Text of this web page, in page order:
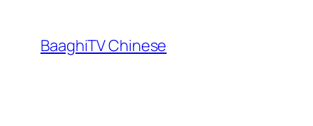
content
BaaghiTV Chinese